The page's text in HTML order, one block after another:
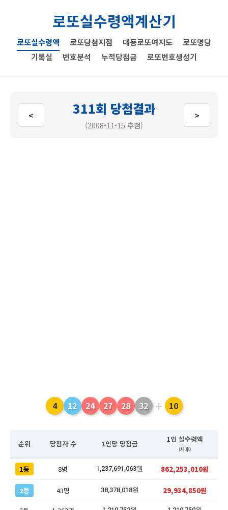
로또실수령액계산기
로또실수령액 로또당첨지점 대동로또여지도
로또명당
기록실
번호분석 누적당첨금 로또번호생성기
< 311회 당첨결과
(2008-11-15 추첨)
>
4 12 24 27 28 32 + 10
순위 당첨자 수 1인당 당첨금 1인 실수령액
(세후)
1등 8명 1,237,691,063원 862,253,010원
2등 43명 38,378,018원 29,934,850원